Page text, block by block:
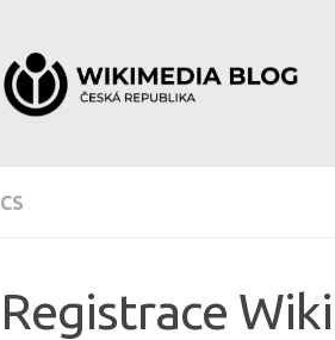
CS
Registrace